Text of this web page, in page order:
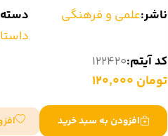
ادبیات آسیا
شعر و متون کهن
ناشر:علمی و فرهنگی
کد آیتم:122420
تومان 120,000
افزودن به سبد خرید